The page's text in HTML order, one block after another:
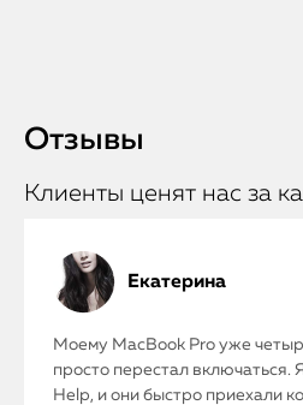
Отзывы
Клиенты ценят нас за
Екатерина
Моему MacBook Pro уже
просто перестал включаться.
Help, и они быстро приехали